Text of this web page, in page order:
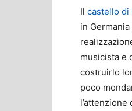
Il castello di
in
musicista e
costruirlo
poco